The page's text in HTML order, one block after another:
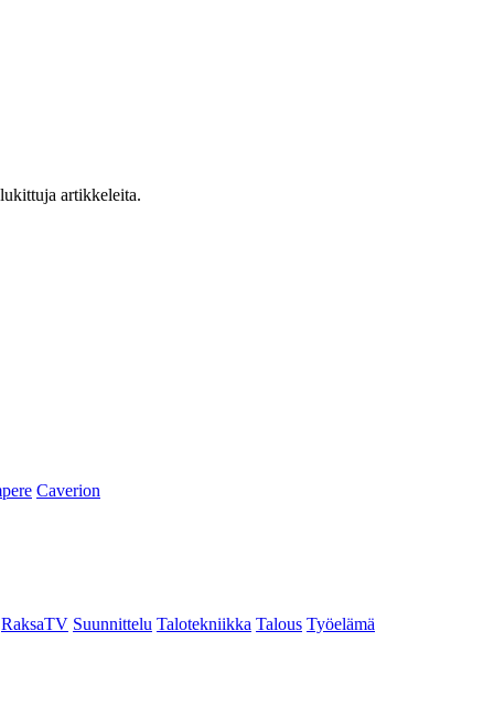
artikkeleita.
Caverion
RaksaTV Suunnittelu Talotekniikka Talous Työelämä